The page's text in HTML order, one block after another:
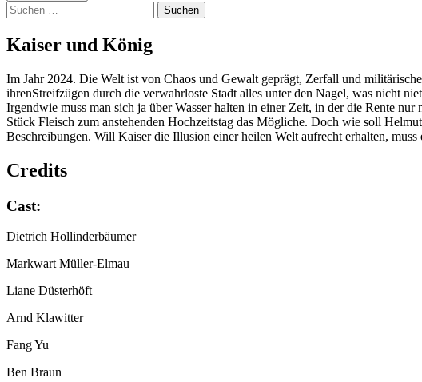
Suchen
nach:
Kai­ser und König
Im Jahr 2024. Die Welt ist von Chaos und Gewalt geprägt, Zerfall und
ihrenStreifzügen durch die verwahrloste Stadt alles unter den Nagel, was nicht
Irgendwie muss man sich ja über Wasser halten in einer Zeit, in der die Rente
Stück Fleisch zum anstehenden Hochzeitstag das Mögliche. Doch wie soll
Beschreibungen. Will Kaiser die Illusion einer heilen Welt aufrecht erhalten,
Credits
Cast:
Dietrich Hollinderbäumer
Markwart Müller-Elmau
Liane Düsterhöft
Arnd Klawitter
Fang Yu
Ben Braun